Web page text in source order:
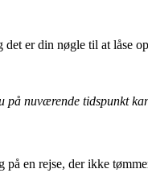
er din nøgle til at låse
på nuværende tidspunkt
en rejse, der ikke